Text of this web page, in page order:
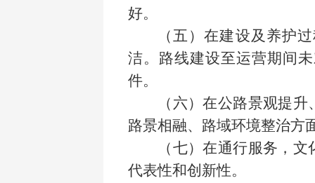
好。
（五）在建设及养护
洁。路线建设至运营期间
件。
（六）在公路景观提
路景相融、路域环境整治方
（七）在通行服务，
代表性和创新性。